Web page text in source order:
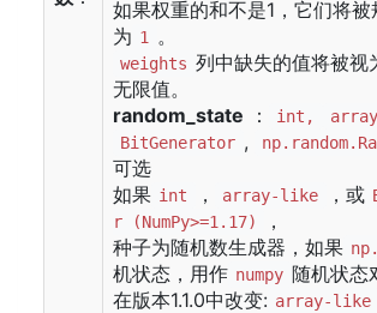
如果权重的和不是1，它们将被
为 1 。
weights 列中缺失的值将被视
无限值。
random_state ： int,
BitGenerator ,
可选
如果 int ， array-like ，或
r (NumPy>=1.17)
，
种子为随机数生成器，如果
机状态，用作 numpy 随机状态
在版本1.1.0中改变: array-like